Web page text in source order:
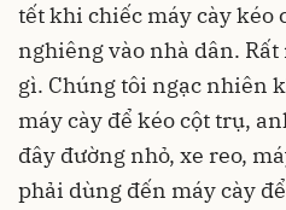
tết khi chiếc máy cày kéo
nghiêng vào nhà dân.
gì. Chúng tôi ngạc nhiên
máy cày để kéo cột trụ,
đây đường nhỏ, xe reo,
phải dùng đến máy cày